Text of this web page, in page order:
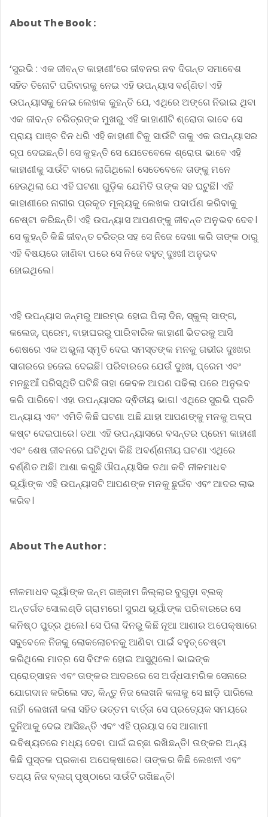
About The Book :
‘ସୁରଭି : ଏକ ଜୀବନ୍ତ କାହାଣୀ’ରେ ଜୀବନର ନବ ଦିଗନ୍ତ ସମାବେଶ
ସହିତ ତିନୋଟି ପରିବାରକୁ ନେଇ ଏହି ଉପନ୍ୟାସ ବର୍ଣ୍ଣିତ। ଏହି
ଉପନ୍ୟାସକୁ ନେଇ ଲେଖକ କୁହନ୍ତି ଯେ, ଏଥିରେ ଅଙ୍ଗେ ନିଭାଇ ଥିବା
ଏକ ଜୀବନ୍ତ ଚରିତ୍ରଙ୍କ ମୁଖରୁ ଏହି କାହାଣୀଟି ଶ୍ରୋତା ଭାବେ ସେ
ପ୍ରାୟ ପାଞ୍ଚ ଦିନ ଧରି ଏହି କାହାଣୀ ଟିକୁ ସାଉଁଟି ତାକୁ ଏକ ଉପନ୍ୟାସର
ରୂପ ଦେଇଛନ୍ତି। ସେ କୁହନ୍ତି ସେ ଯେତେବେଳେ ଶ୍ରୋତା ଭାବେ ଏହି
କାହାଣୀକୁ ସାଉଁଟି ବାରେ ଲାଗିଥିଲେ। ସେତେବେଳେ ତାଙ୍କୁ ମନେ
ହେଉଥିଲା ଯେ ଏହି ଘଟଣା ଗୁଡ଼ିକ ଯେମିତି ତାଙ୍କ ସହ ଘଟୁଛି। ଏହି
କାହାଣୀରେ ନାରୀର ପ୍ରକୃତ ମୂଲ୍ୟକୁ ଲେଖକ ପଦାର୍ପଣ କରିବାକୁ
ଚେଷ୍ଟା କରିଛନ୍ତି। ଏହି ଉପନ୍ୟାସ ଆପଣଙ୍କୁ ଜୀବନ୍ତ ଅନୁଭବ ଦେବ।
ସେ କୁହନ୍ତି କିଛି ଜୀବନ୍ତ ଚରିତ୍ର ସହ ସେ ନିଜେ ଦେଖା କରି ତାଙ୍କ ଠାରୁ
ଏହି ବିଷୟରେ ଜାଣିବା ପରେ ସେ ନିଜେ ବହୁତ୍ ଦୁଃଖୀ ଅନୁଭବ
ହୋଇଥିଲେ।
ଏହି ଉପନ୍ୟାସ ଜନ୍ମରୁ ଆରମ୍ଭ ହୋଇ ପିଲା ଦିନ, ସ୍କୁଲ୍ ସାଙ୍ଗ,
କଲେଜ୍, ପ୍ରେମ, ବାହାଘରରୁ ପାରିବାରିକ କାହାଣୀ ଭିତରକୁ ଆସି
ଶେଷରେ ଏକ ଅଭୁଲା ସ୍ମୃତି ଦେଇ ସମସ୍ତଙ୍କ ମନକୁ ଗଭୀର ଦୁଃଖର
ସାଗରରେ ହଜେଇ ଦେଇଛି। ପରିବାରରେ ଯେଉଁ ଦୁଃଖ, ପ୍ରେମ ଏବଂ
ମନଛୁଆଁ ପରିସ୍ଥିତି ଘଟିଛି ତାହା କେବଳ ଆପଣ ପଢିଲା ପରେ ଅନୁଭବ
କରି ପାରିବେ। ଏହା ଉପନ୍ୟାସର ଦ୍ଵିତୀୟ ଭାଗ। ଏଥିରେ ସୁରଭି ପ୍ରତି
ଅନ୍ୟାୟ ଏବଂ ଏମିତି କିଛି ଘଟଣା ଅଛି ଯାହା ଆପଣଙ୍କୁ ମନକୁ ଅଳ୍ପ
କଷ୍ଟ ଦେଇପାରେ। ତଥା ଏହି ଉପନ୍ୟାସରେ ବସନ୍ତର ପ୍ରେମ କାହାଣୀ
ଏବଂ ଶେଷ ଜୀବନରେ ଘଟିଥିବା କିଛି ଅବର୍ଣ୍ଣନୀୟ ଘଟଣା ଏଥିରେ
ବର୍ଣ୍ଣିତ ଅଛି। ଆଶା କରୁଛି ଔପନ୍ୟାସିକ ତଥା କବି ନୀଳମାଧବ
ଭୂୟାଁଙ୍କ ଏହି ଉପନ୍ୟାସଟି ଆପଣଙ୍କ ମନକୁ ଛୁଇଁବ ଏବଂ ଆଦର ଲାଭ
କରିବ।
About The Author :
ନୀଳମାଧବ ଭୂୟାଁଙ୍କ ଜନ୍ମ ଗଞ୍ଜାମ ଜିଲ୍ଲାର ବୁଗୁଡ଼ା ବ୍ଲକ୍
ଅନ୍ତର୍ଗତ ସୋଲଣ୍ଡି ଗ୍ରାମରେ। ସୁରଥ ଭୂୟାଁଙ୍କ ପରିବାରରେ ସେ
କନିଷ୍ଠ ପୁତ୍ର ଥିଲେ। ସେ ପିଲା ଦିନରୁ କିଛି ନୂଆ ଆଶାର ଅପେକ୍ଷାରେ
ସବୁବେଳେ ନିଜକୁ ଲୋକଲୋଚନକୁ ଆଣିବା ପାଇଁ ବହୁତ୍ ଚେଷ୍ଟା
କରିଥିଲେ ମାତ୍ର ସେ ବିଫଳ ହୋଇ ଆସୁଥିଲେ। ଭାଇଙ୍କ
ପ୍ରୋତ୍ସାହନ ଏବଂ ତାଙ୍କର ଆଦରରେ ସେ ଅର୍ଦ୍ଧସାମରିକ ସେନାରେ
ଯୋଗଦାନ କରିଲେ ସତ, କିନ୍ତୁ ନିଜ ଲେଖନି କଳାକୁ ସେ ଛାଡ଼ି ପାରିଲେ
ନାହିଁ। ଲେଖନୀ କଳା ସହିତ ଉତ୍ତମ ବାର୍ତ୍ତା ସେ ପ୍ରତ୍ୟେକ ସମୟରେ
ଦୁନିଆକୁ ଦେଇ ଆସିଛନ୍ତି ଏବଂ ଏହି ପ୍ରୟାସ ସେ ଆଗାମୀ
ଭବିଷ୍ୟତରେ ମଧ୍ୟ ଦେବା ପାଇଁ ଇଚ୍ଛା ରଖିଛନ୍ତି। ତାଙ୍କର ଅନ୍ୟ
କିଛି ପୁସ୍ତକ ପ୍ରକାଶ ଅପେକ୍ଷାରେ। ତାଙ୍କର କିଛି ଲେଖନୀ ଏବଂ
ତଥ୍ୟ ନିଜ ବ୍ଲଗ୍ ପୃଷ୍ଠାରେ ସାଉଁଟି ରଖିଛନ୍ତି।